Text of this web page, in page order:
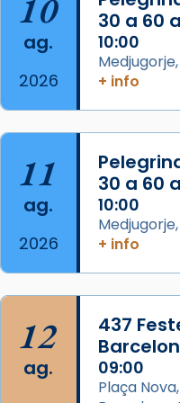
missa d’acció de
comitè
del Sant Pare Lleó
col·laboradors, a
L’arquebisbe de
Josep Omella, ha
concelebrat el
Mons. David
📸 Dr. G. Simón
Photo
View on Facebook · Share
Arquebisbat
2 weeks ago
Memòria de les
Semproniana,
10
ag.
2026
30 a 60
10:00
+ info
11
ag.
2026
30 a 60
10:00
+ info
12
ag.
437
09:00
Plaça